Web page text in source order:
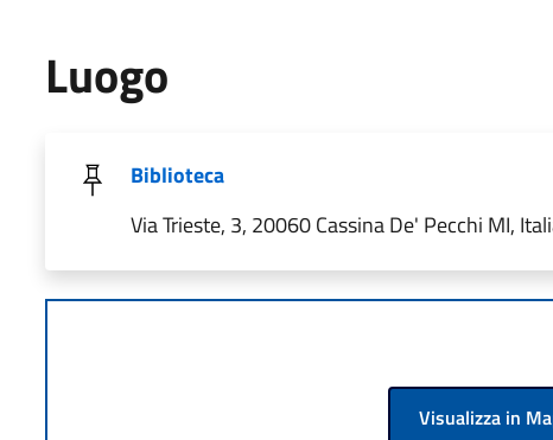
Luogo
Biblioteca
Via Trieste, 3, 20060 Cassina De' Pecchi MI,
Visualizza in